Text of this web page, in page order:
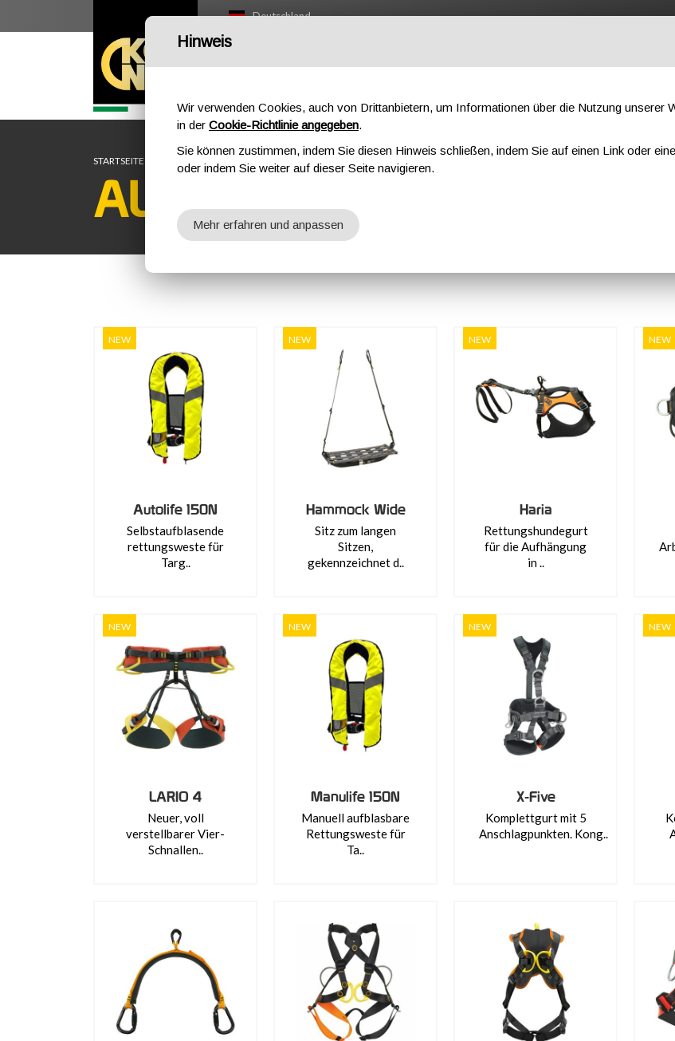
Deutschland
OUTDOOR PROFESSIONAL KOMPONENTEN ÜBER UNS
STARTSEITE AUFFANGGURTE
AUFFANGGURTE
NEW
Autolife 150N
Selbstaufblasende
rettungsweste für
Targ..
NEW
Hammock Wide
Sitz zum langen
Sitzen,
gekennzeichnet d..
NEW
Haria
Rettungshundegurt
für die Aufhängung
in ..
NEW
NEW
LARIO 4
Neuer, voll
verstellbarer Vier-
Schnallen..
NEW
Manulife 150N
Manuell aufblasbare
Rettungsweste für
Ta..
NEW
X-Five
Komplettgurt mit 5
Anschlagpunkten. Kong..
NEW
Hinweis
Wir verwenden Cookies, auch von Drittanbietern, um Informationen über die Nutzung unserer
in der Cookie-Richtlinie angegeben.
Sie können zustimmen, indem Sie diesen Hinweis schließen, indem Sie auf einen Link oder
oder indem Sie weiter auf dieser Seite navigieren.
Mehr erfahren und anpassen